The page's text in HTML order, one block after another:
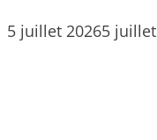
5 juillet 20265